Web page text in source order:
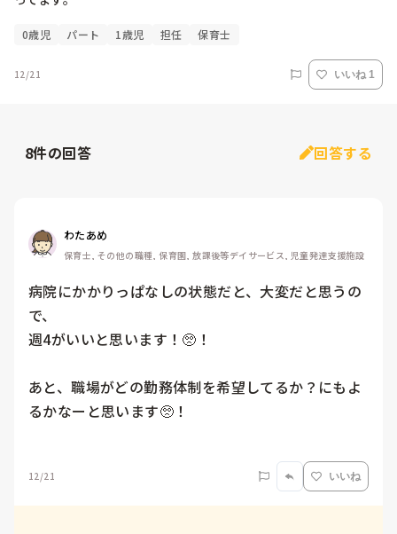
0歳児 パート 1歳児 担任 保育士
12/21 いいね 1
8件の回答 回答する
わたあめ
保育士, その他の職種, 保育園, 放課後等デイサービス, 児童発達支援施設
病院にかかりっぱなしの状態だと、大変だと思うの
で、
週4がいいと思います！🥺！
あと、職場がどの勤務体制を希望してるか？にもよ
るかなーと思います🥺！
12/21 いいね